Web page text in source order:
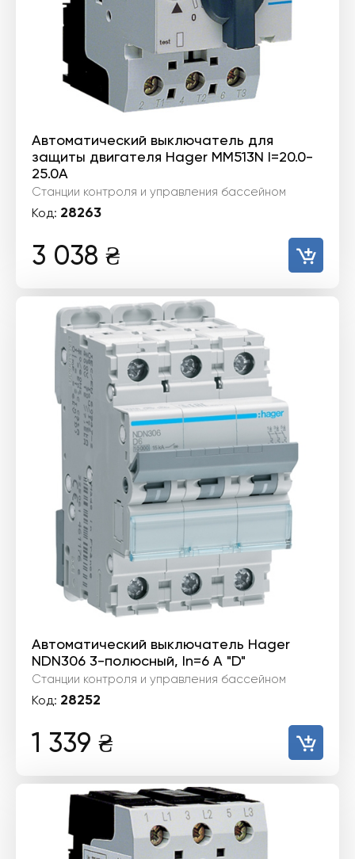
Автоматический выключатель для
защиты двигателя Hager MM513N I=20.0-
25.0А
Станции контроля и управления бассейном
Код: 28263
3 038 ₴
Автоматический выключатель Hager
NDN306 3-полюсный, In=6 А "D"
Станции контроля и управления бассейном
Код: 28252
1 339 ₴